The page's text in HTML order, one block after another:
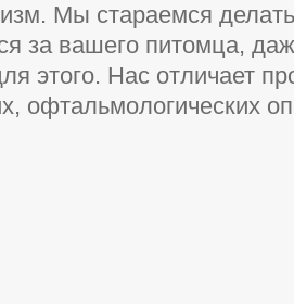
Мы стараемся
за вашего питомца,
этого. Нас отличает
офтальмологических